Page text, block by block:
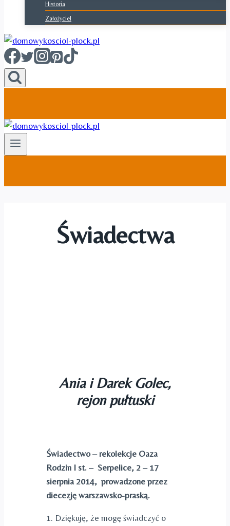
Historia
Założyciel
Świadectwa
Ania i Darek Golec,
rejon pułtuski
Świadectwo – rekolekcje Oaza
Rodzin I st. – Serpelice, 2 – 17
sierpnia 2014, prowadzone przez
diecezję warszawsko-praską.
1. Dziękuję, że mogę świadczyć o